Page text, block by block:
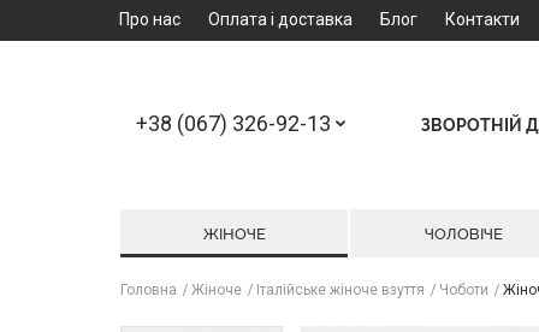
Про нас Оплата і доставка Блог Контакти
+38 (067) 326-92-13 ЗВОРОТНІЙ
ЖІНОЧЕ ЧОЛОВІЧЕ
Головна Жіноче Італійське жіноче взуття Чоботи